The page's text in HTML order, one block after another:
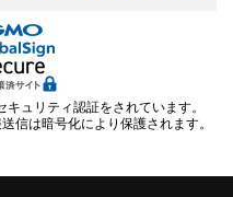
ュリティ認証をされています。
信は暗号化により保護されます。